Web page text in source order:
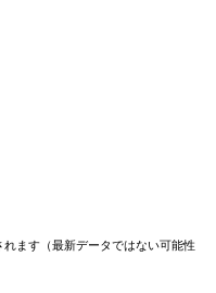
ます（最新データではない可能性